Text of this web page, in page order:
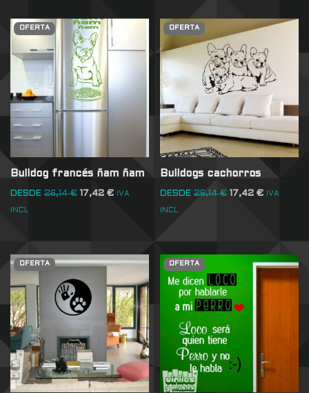
OFERTA
Bulldog francés ñam ñam
DESDE 26,14€ 17,42 € IVA
INCL
OFERTA
Bulldogs cachorros
DESDE 26,14€ 17,42€ IVA
INCL
OFERTA OFERTA